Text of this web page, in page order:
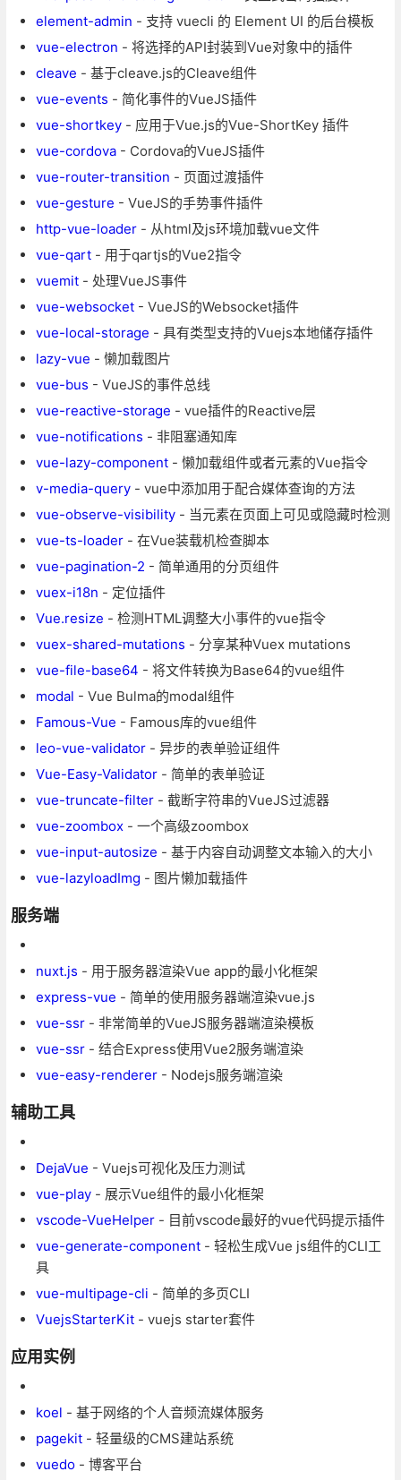
element-admin - 支持 vuecli 的 Element UI 的后台模板
vue-electron - 将选择的API封装到Vue对象中的插件
cleave - 基于cleave.js的Cleave组件
vue-events - 简化事件的VueJS插件
vue-shortkey- 应用于Vue.js的Vue-ShortKey 插件
vue-cordova- Cordova的VueJS插件
vue-router-transition - 页面过渡插件
vue-gesture - VueJS的手势事件插件
http-vue-loader- 从html及js环境加载vue文件
vue-qart- 用于qartjs的Vue2指令
vuemit- 处理VueJS事件
vue-websocket- VueJS的Websocket插件
vue-local-storage - 具有类型支持的Vuejs本地储存插件
lazy-vue - 懒加载图片
vue-bus - VueJS的事件总线
vue-reactive-storage - vue插件的Reactive层
vue-notifications - 非阻塞通知库
vue-lazy-component- 懒加载组件或者元素的Vue指令
v-media-query- vue中添加用于配合媒体查询的方法
vue-observe-visibility- 当元素在页面上可见或隐藏时检测
vue-ts-loader- 在Vue装载机检查脚本
vue-pagination-2 - 简单通用的分页组件
vuex-i18n - 定位插件
Vue.resize - 检测HTML调整大小事件的vue指令
vuex-shared-mutations - 分享某种Vuex mutations
vue-file-base64 - 将文件转换为Base64的vue组件
modal - Vue Bulma的modal组件
Famous-Vue - Famous库的vue组件
leo-vue-validator- 异步的表单验证组件
Vue-Easy-Validator- 简单的表单验证
vue-truncate-filter- 截断字符串的VueJS过滤器
vue-zoombox - 一个高级zoombox
vue-input-autosize - 基于内容自动调整文本输入的大小
vue-lazyloadImg - 图片懒加载插件
服务端
nuxt.js - 用于服务器渲染Vue app的最小化框架
express-vue - 简单的使用服务器端渲染vue.js
vue-ssr- 非常简单的VueJS服务器端渲染模板
vue-ssr- 结合Express使用Vue2服务端渲染
vue-easy-renderer- Nodejs服务端渲染
辅助工具
DejaVue - Vuejs可视化及压力测试
vue-play- 展示Vue组件的最小化框架
vscode-VueHelper- 目前vscode最好的vue代码提示插件
vue-generate-component- 轻松生成Vue js组件的CLI工
具
vue-multipage-cli - 简单的多页CLI
VuejsStarterKit- vuejs starter套件
应用实例
koel - 基于网络的个人音频流媒体服务
pagekit- 轻量级的CMS建站系统
vuedo- 博客平台